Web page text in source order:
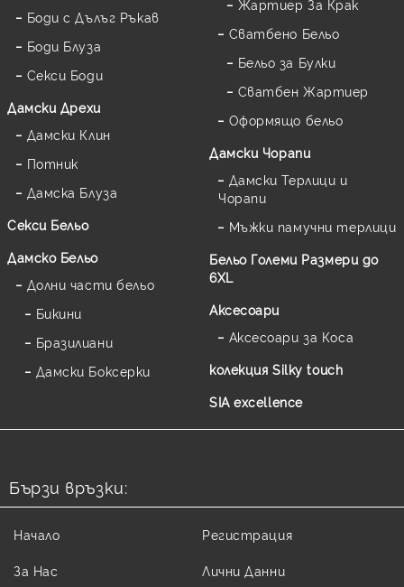
Боди с Дълъг Ръкав
Боди Блуза
Секси Боди
Дамски Дрехи
Дамски Клин
Потник
Дамска Блуза
Секси Бельо
Дамско Бельо
Долни части бельо
Бикини
Бразилиани
Дамски Боксерки
Жартиер За Крак
Сватбено Бельо
Бельо за Булки
Сватбен Жартиер
Оформящо бельо
Дамски Чорапи
Дамски Терлици и
Чорапи
Мъжки памучни терлици
Бельо Големи Размери до
6XL
Аксесоари
Аксесоари за Коса
колекция Silky touch
SIA excellence
Бързи връзки:
Начало
За Нас
Регистрация
Лични Данни